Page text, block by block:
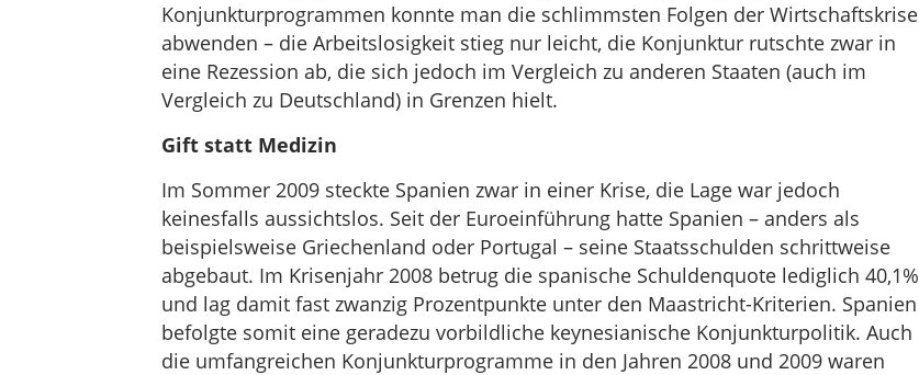
Konjunkturprogrammen konnte man die schlimmsten Folgen der Wirtschaftskrise
abwenden – die Arbeitslosigkeit stieg nur leicht, die Konjunktur rutschte zwar in
eine Rezession ab, die sich jedoch im Vergleich zu anderen Staaten (auch im
Vergleich zu Deutschland) in Grenzen hielt.
Gift statt Medizin
Im Sommer 2009 steckte Spanien zwar in einer Krise, die Lage war jedoch
keinesfalls aussichtslos. Seit der Euroeinführung hatte Spanien – anders als
beispielsweise Griechenland oder Portugal – seine Staatsschulden schrittweise
abgebaut. Im Krisenjahr 2008 betrug die spanische Schuldenquote lediglich 40,1%
und lag damit fast zwanzig Prozentpunkte unter den Maastricht-Kriterien. Spanien
befolgte somit eine geradezu vorbildliche keynesianische Konjunkturpolitik. Auch
die umfangreichen Konjunkturprogramme in den Jahren 2008 und 2009 waren